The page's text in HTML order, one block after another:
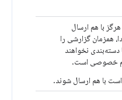
هرگز با هم ارسال
همزمان گزارشی را
دسته‌بندی نخواهند
خصوصی است.
با هم ارسال شوند.